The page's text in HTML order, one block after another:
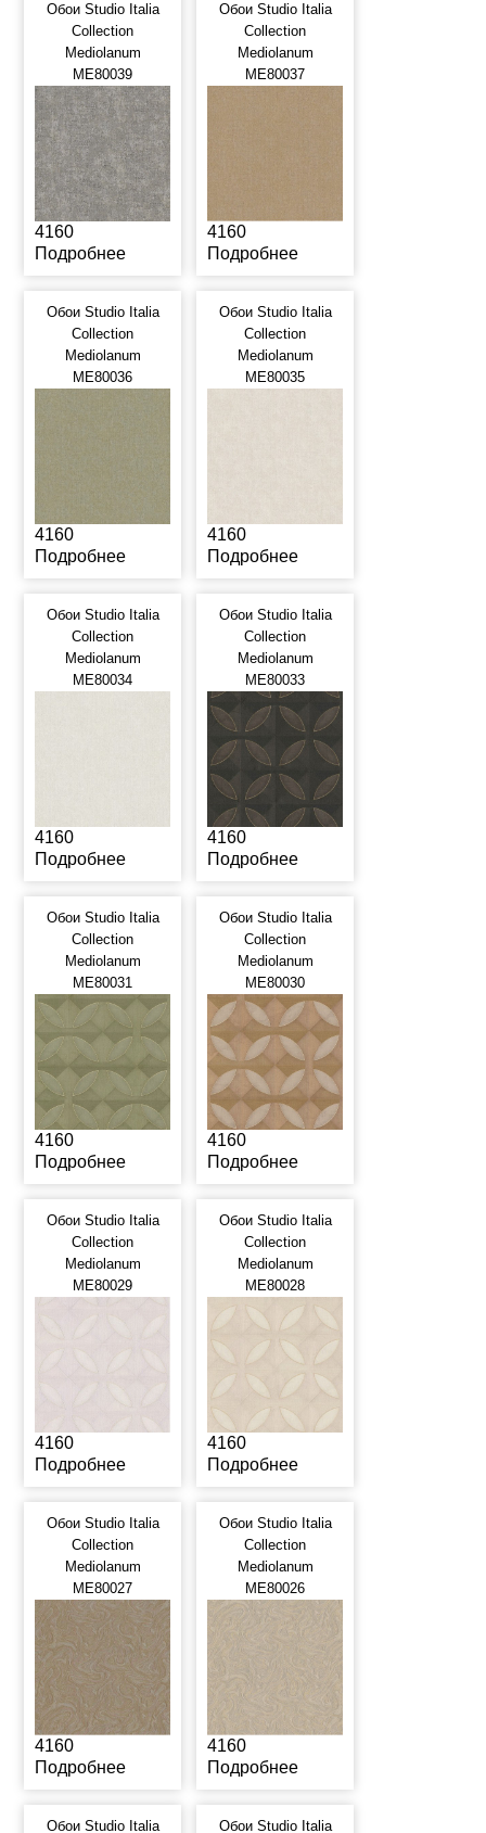
Обои Studio Italia
Collection
Mediolanum
ME80039
4160
Подробнее
Обои Studio Italia
Collection
Mediolanum
ME80037
4160
Подробнее
Обои Studio Italia
Collection
Mediolanum
ME80036
4160
Подробнее
Обои Studio Italia
Collection
Mediolanum
ME80035
4160
Подробнее
Обои Studio Italia
Collection
Mediolanum
ME80034
4160
Подробнее
Обои Studio Italia
Collection
Mediolanum
ME80033
4160
Подробнее
Обои Studio Italia
Collection
Mediolanum
ME80031
4160
Подробнее
Обои Studio Italia
Collection
Mediolanum
ME80030
4160
Подробнее
Обои Studio Italia
Collection
Mediolanum
ME80029
4160
Подробнее
Обои Studio Italia
Collection
Mediolanum
ME80028
4160
Подробнее
Обои Studio Italia
Collection
Mediolanum
ME80027
4160
Подробнее
Обои Studio Italia
Collection
Mediolanum
ME80026
4160
Подробнее
Обои Studio Italia Обои Studio Italia